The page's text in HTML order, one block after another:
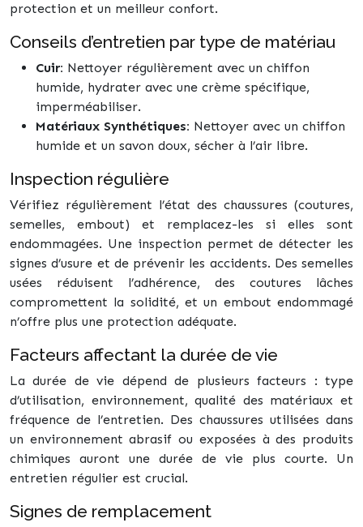
protection et un meilleur confort.
Conseils d’entretien par type de matériau
Cuir: Nettoyer régulièrement avec un chiffon
humide, hydrater avec une crème spécifique,
imperméabiliser.
Matériaux Synthétiques: Nettoyer avec un chiffon
humide et un savon doux, sécher à l’air libre.
Inspection régulière
Vérifiez régulièrement l’état des chaussures (coutures,
semelles, embout) et remplacez-les si elles sont
endommagées. Une inspection permet de détecter les
signes d’usure et de prévenir les accidents. Des semelles
usées réduisent l’adhérence, des coutures lâches
compromettent la solidité, et un embout endommagé
n’offre plus une protection adéquate.
Facteurs affectant la durée de vie
La durée de vie dépend de plusieurs facteurs : type
d’utilisation, environnement, qualité des matériaux et
fréquence de l’entretien. Des chaussures utilisées dans
un environnement abrasif ou exposées à des produits
chimiques auront une durée de vie plus courte. Un
entretien régulier est crucial.
Signes de remplacement